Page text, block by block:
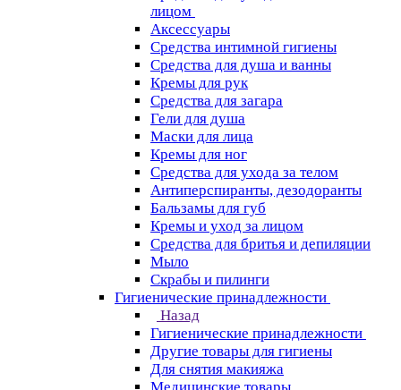
лицом
Аксессуары
Средства интимной гигиены
Средства для душа и ванны
Кремы для рук
Средства для загара
Гели для душа
Маски для лица
Кремы для ног
Средства для ухода за телом
Антиперспиранты, дезодоранты
Бальзамы для губ
Кремы и уход за лицом
Средства для бритья и депиляции
Мыло
Скрабы и пилинги
Гигиенические принадлежности
Назад
Гигиенические принадлежности
Другие товары для гигиены
Для снятия макияжа